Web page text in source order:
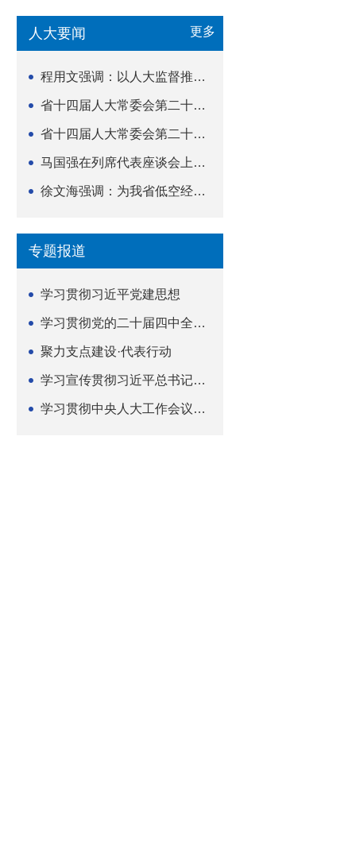
人大要闻 更多
程用文强调：以人大监督推动科技金融高质量发展
省十四届人大常委会第二十五次会议闭幕
省十四届人大常委会第二十五次会议举行
马国强在列席代表座谈会上强调 以精准履职筑牢荆楚...
徐文海强调：为我省低空经济高质量发展提供法治支撑
专题报道
学习贯彻习近平党建思想
学习贯彻党的二十届四中全会精神
聚力支点建设·代表行动
学习宣传贯彻习近平总书记关于坚持
学习贯彻中央人大工作会议精神